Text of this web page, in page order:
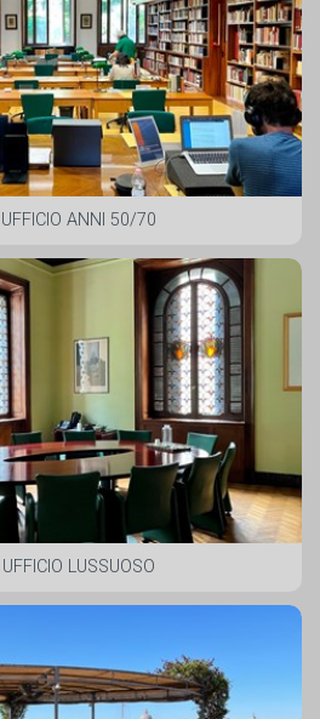
UFFICIO ANNI 50/70
UFFICIO LUSSUOSO